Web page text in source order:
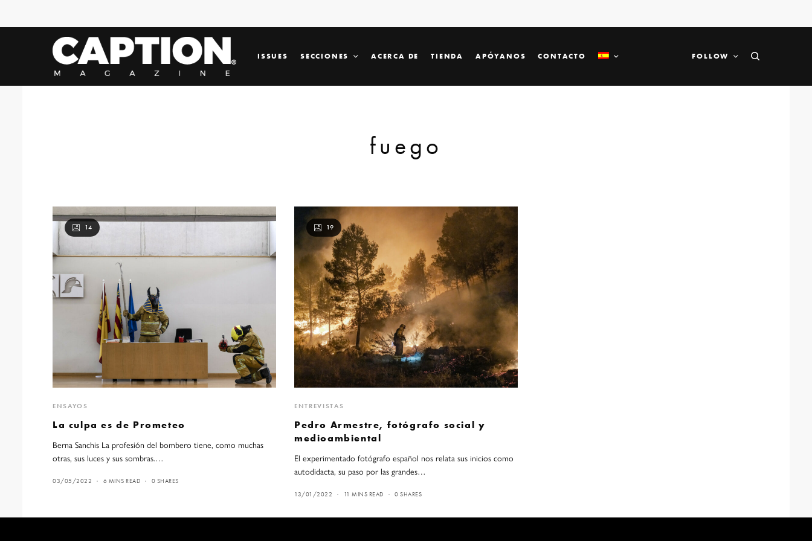
ISSUES SECCIONES ACERCA DE TIENDA APÓYANOS CONTACTO FOLLOW
fuego
14
ENSAYOS
La culpa es de Prometeo
Berna Sanchis La profesión del bombero tiene, como muchas
otras, sus luces y sus sombras.…
03/05/2022 6 MINS READ 0 SHARES
19
ENTREVISTAS
Pedro Armestre, fotógrafo social y
medioambiental
El experimentado fotógrafo español nos relata sus inicios como
autodidacta, su paso por las grandes…
13/01/2022 11 MINS READ 0 SHARES